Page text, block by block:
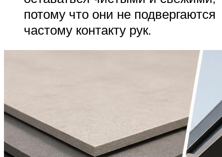
потому что они не подвергаются
частому контакту рук.